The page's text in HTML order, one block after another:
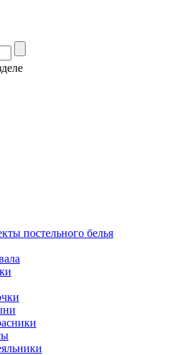
постельного белья